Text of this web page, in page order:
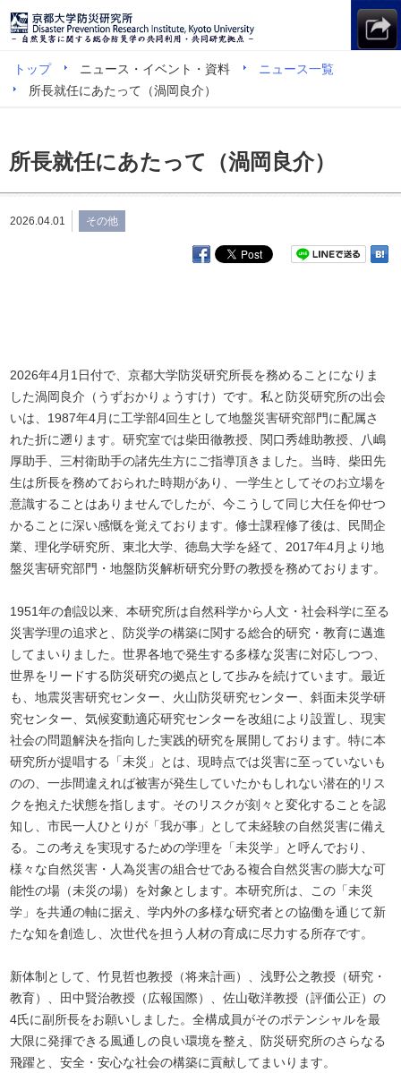
トップ ニュース・イベント・資料
ニュース一覧
所長就任にあたって（渦岡良介）
所長就任にあたって（渦岡良介）
2026.04.01 その他
2026年4月1日付で、京都大学防災研究所長を務めることになりま
した渦岡良介（うずおかりょうすけ）です。私と防災研究所の出会
いは、1987年4月に工学部4回生として地盤災害研究部門に配属さ
れた折に遡ります。研究室では柴田徹教授、関口秀雄助教授、八嶋
厚助手、三村衛助手の諸先生方にご指導頂きました。当時、柴田先
生は所長を務めておられた時期があり、一学生としてそのお立場を
意識することはありませんでしたが、今こうして同じ大任を仰せつ
かることに深い感慨を覚えております。修士課程修了後は、民間企
業、理化学研究所、東北大学、徳島大学を経て、2017年4月より地
盤災害研究部門・地盤防災解析研究分野の教授を務めております。
1951年の創設以来、本研究所は自然科学から人文・社会科学に至る
災害学理の追求と、防災学の構築に関する総合的研究・教育に邁進
してまいりました。世界各地で発生する多様な災害に対応しつつ、
世界をリードする防災研究の拠点として歩みを続けています。最近
も、地震災害研究センター、火山防災研究センター、斜面未災学研
究センター、気候変動適応研究センターを改組により設置し、現実
社会の問題解決を指向した実践的研究を展開しております。特に本
研究所が提唱する「未災」とは、現時点では災害に至っていないも
のの、一歩間違えれば被害が発生していたかもしれない潜在的リス
クを抱えた状態を指します。そのリスクが刻々と変化することを認
知し、市民一人ひとりが「我が事」として未経験の自然災害に備え
る。この考えを実現するための学理を「未災学」と呼んでおり、
様々な自然災害・人為災害の組合せである複合自然災害の膨大な可
能性の場（未災の場）を対象とします。本研究所は、この「未災
学」を共通の軸に据え、学内外の多様な研究者との協働を通じて新
たな知を創造し、次世代を担う人材の育成に尽力する所存です。
新体制として、竹見哲也教授（将来計画）、浅野公之教授（研究・
教育）、田中賢治教授（広報国際）、佐山敬洋教授（評価公正）の
4氏に副所長をお願いしました。全構成員がそのポテンシャルを最
大限に発揮できる風通しの良い環境を整え、防災研究所のさらなる
飛躍と、安全・安心な社会の構築に貢献してまいります。